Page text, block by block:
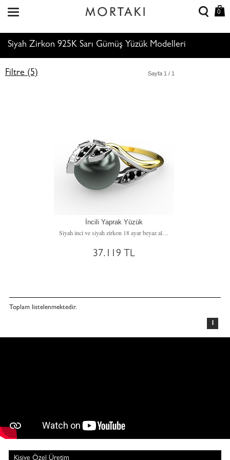
0
Siyah Zirkon 925K Sarı Gümüş Yüzük Modelleri
Filtre (5) Sayfa 1 / 1
İncili Yaprak Yüzük
Siyah inci ve siyah zirkon 18 ayar beyaz altın yüzük
37.119 TL
Toplam listelenmektedir.
1
Kişiye Özel Üretim